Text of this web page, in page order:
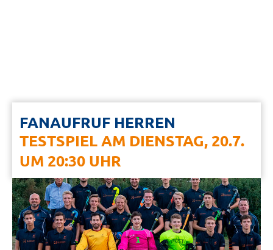
FANAUFRUF HERREN
TESTSPIEL AM DIENSTAG, 20.7.
UM 20:30 UHR